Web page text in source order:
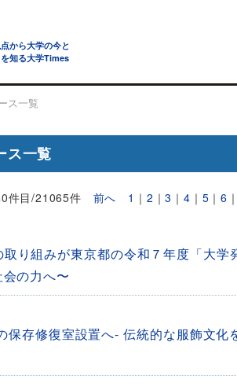
から大学の今と
知る大学Times
ス一覧
ス一覧
件目/21065件 前へ 1 ｜ 2 ｜3 ｜ 4 ｜ 5 ｜6 ｜
り組みが東京都の令和７年度「大
の力へ〜
保存修復室設置へ- 伝統的な服飾文